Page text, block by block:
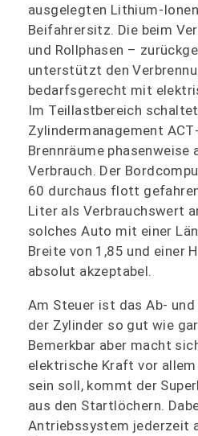
ausgelegten Lithium-
Beifahrersitz. Die beim
und Rollphasen –
unterstützt den
bedarfsgerecht mit
Im Teillastbereich
Zylindermanagement
Brennräume phasenweise
Verbrauch. Der
60 durchaus flott
Liter als Verbrauchswert
solches Auto mit einer
Breite von 1,85 und einer
absolut akzeptabel.
Am Steuer ist das Ab-
der Zylinder so gut wie
Bemerkbar aber macht
elektrische Kraft vor allem
sein soll, kommt der
aus den Startlöchern.
Antriebssystem jederzeit